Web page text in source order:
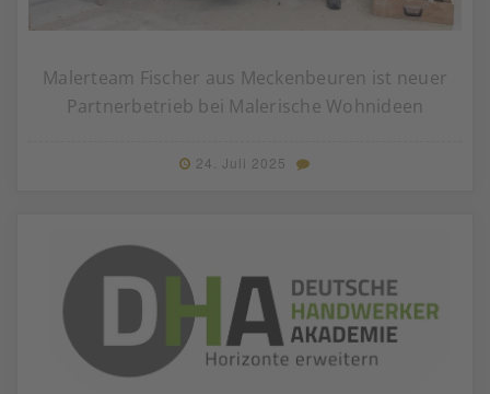
Malerteam Fischer aus Meckenbeuren ist neuer
Partnerbetrieb bei Malerische Wohnideen
24. Juli 2025